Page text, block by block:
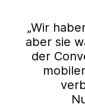
„Wir
aber sie
der